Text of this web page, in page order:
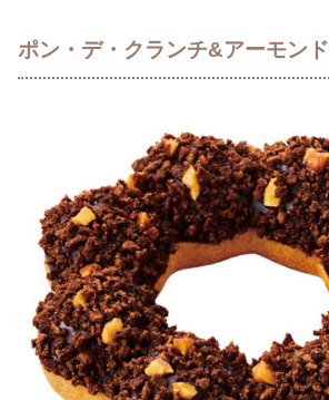
ポン・デ・クランチ&アーモンド